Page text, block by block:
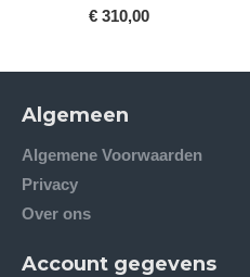
€ 310,00
Algemeen
Algemene Voorwaarden
Privacy
Over ons
Account gegevens